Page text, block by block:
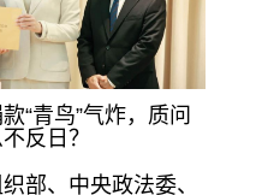
“青鸟”气炸，质问
反日？
部、中央政法委、